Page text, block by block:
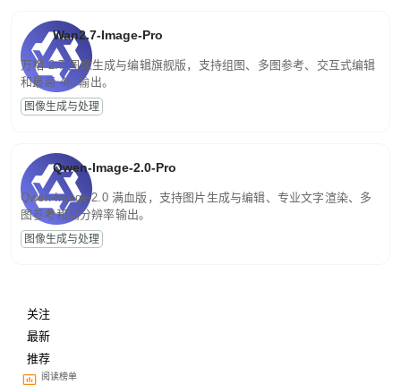
Wan2.7-Image-Pro
万相 2.7 图像生成与编辑旗舰版，支持组图、多图参考、交互式编辑
和最高 4K 输出。
图像生成与处理
Qwen-Image-2.0-Pro
Qwen-Image-2.0 满血版，支持图片生成与编辑、专业文字渲染、多
图参考和高分辨率输出。
图像生成与处理
关注
最新
推荐
阅读榜单